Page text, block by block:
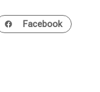
Facebook